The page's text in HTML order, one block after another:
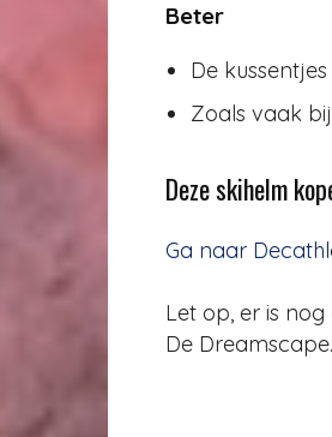
Beter
De
Zoals vaak
Deze skihelm
Ga naar
Let op, er is
De Dreamscape.